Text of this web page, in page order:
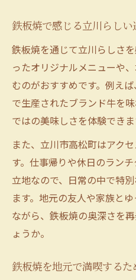
鉄板焼で感じる立川らし
鉄板焼を通じて立川らしさ
ったオリジナルメニューや
むのがおすすめです。例え
で生産されたブランド牛を
ではの美味しさを体験できま
また、立川市高松町はアク
す。仕事帰りや休日のラン
立地なので、日常の中で特
ます。地元の友人や家族と
ながら、鉄板焼の奥深さを
ょうか。
鉄板焼を地元で満喫する